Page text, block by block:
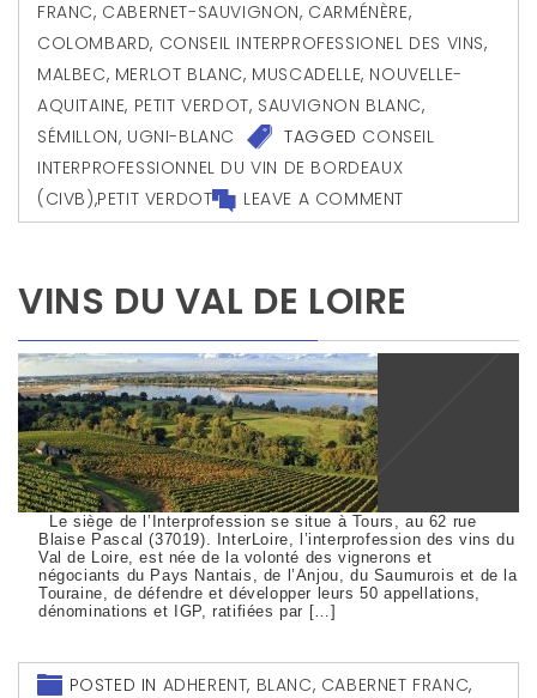
FRANC, CABERNET-SAUVIGNON, CARMÉNÈRE,
COLOMBARD, CONSEIL INTERPROFESSIONEL DES VINS,
MALBEC, MERLOT BLANC, MUSCADELLE, NOUVELLE-
AQUITAINE, PETIT VERDOT, SAUVIGNON BLANC,
SÉMILLON, UGNI-BLANC TAGGED CONSEIL
INTERPROFESSIONNEL DU VIN DE BORDEAUX
(CIVB),PETIT VERDOT LEAVE A COMMENT
VINS DU VAL DE LOIRE
Le siège de l’Interprofession se situe à Tours, au 62 rue
Blaise Pascal (37019). InterLoire, l’interprofession des vins du
Val de Loire, est née de la volonté des vignerons et
négociants du Pays Nantais, de l’Anjou, du Saumurois et de la
Touraine, de défendre et développer leurs 50 appellations,
dénominations et IGP, ratifiées par […]
POSTED IN ADHERENT, BLANC, CABERNET FRANC,